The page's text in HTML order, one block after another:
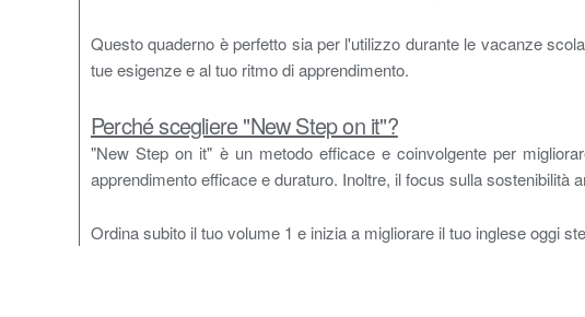
Questo quaderno è perfetto sia per l'utilizzo durante le vacanze
tue esigenze e al tuo ritmo di apprendimento.
Perché scegliere "New Step on it"?
"New Step on it" è un metodo efficace e coinvolgente per
apprendimento efficace e duraturo. Inoltre, il focus sulla
Ordina subito il tuo volume 1 e inizia a migliorare il tuo inglese oggi